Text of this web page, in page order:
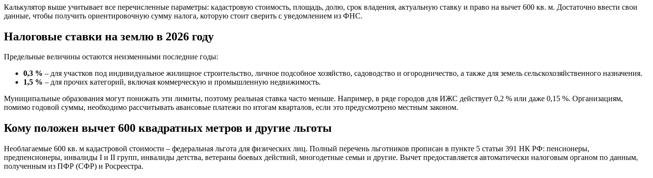
Калькулятор выше учитывает все перечисленные параметры: кадастровую стоимость, площадь, долю, срок владения, актуальную ставку и право на вычет 600 кв. м. Достаточно ввести свои
данные, чтобы получить ориентировочную сумму налога, которую стоит сверить с уведомлением из ФНС.
Налоговые ставки на землю в 2026 году
Предельные величины остаются неизменными последние годы:
0,3 % – для участков под индивидуальное жилищное строительство, личное подсобное хозяйство, садоводство и огородничество, а также для земель сельскохозяйственного назначения.
1,5 % – для прочих категорий, включая коммерческую и промышленную недвижимость.
Муниципальные образования могут понижать эти лимиты, поэтому реальная ставка часто меньше. Например, в ряде городов для ИЖС действует 0,2 % или даже 0,15 %. Организациям,
помимо годовой суммы, необходимо рассчитывать авансовые платежи по итогам кварталов, если это предусмотрено местным законом.
Кому положен вычет 600 квадратных метров и другие льготы
Необлагаемые 600 кв. м кадастровой стоимости – федеральная льгота для физических лиц. Полный перечень льготников прописан в пункте 5 статьи 391 НК РФ: пенсионеры,
предпенсионеры, инвалиды I и II групп, инвалиды детства, ветераны боевых действий, многодетные семьи и другие. Вычет предоставляется автоматически налоговым органом по данным,
полученным из ПФР (СФР) и Росреестра.